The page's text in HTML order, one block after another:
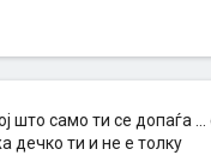
што само ти се допаѓа
дечко ти и не е толку